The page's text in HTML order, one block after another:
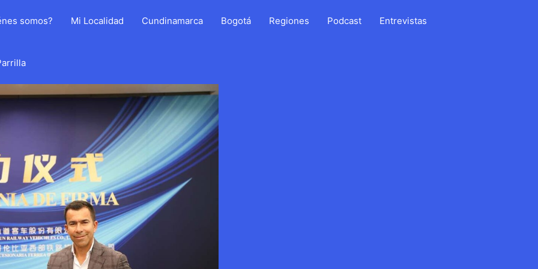
somos? Mi Localidad Cundinamarca Bogotá Regiones Podcast Entrevistas